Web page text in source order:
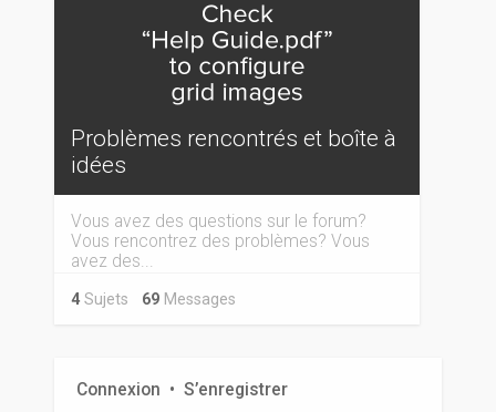
Problèmes rencontrés et boîte à
idées
Vous avez des questions sur le forum?
Vous rencontrez des problèmes? Vous
avez des...
4Sujets 69Messages
Connexion • S’enregistrer